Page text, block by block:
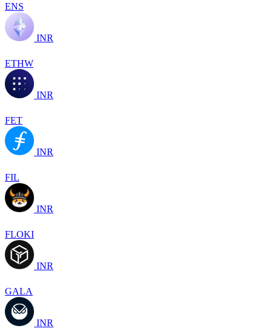
ENS
INR
ETHW
INR
FET
INR
FIL
INR
FLOKI
INR
GALA
INR